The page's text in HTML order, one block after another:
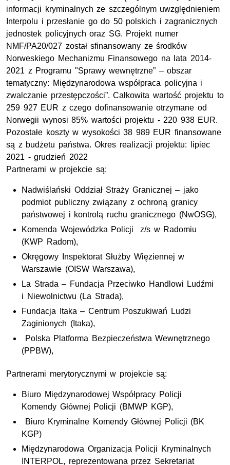
informacji kryminalnych ze szczególnym uwzględnieniem
Interpolu i przesłanie go do 50 polskich i zagranicznych
jednostek policyjnych oraz SG. Projekt numer
NMF/PA20/027 został sfinansowany ze środków
Norweskiego Mechanizmu Finansowego na lata 2014-
2021 z Programu "Sprawy wewnętrzne” – obszar
tematyczny: Międzynarodowa współpraca policyjna i
zwalczanie przestępczości”. Całkowita wartość projektu to
259 927 EUR z czego dofinansowanie otrzymane od
Norwegii wynosi 85% wartości projektu - 220 938 EUR.
Pozostałe koszty w wysokości 38 989 EUR finansowane
są z budżetu państwa. Okres realizacji projektu: lipiec
2021 - grudzień 2022
Partnerami w projekcie są:
Nadwiślański Oddział Straży Granicznej – jako
podmiot publiczny związany z ochroną granicy
państwowej i kontrolą ruchu granicznego (NwOSG),
Komenda Wojewódzka Policji z/s w Radomiu
(KWP Radom),
Okręgowy Inspektorat Służby Więziennej w
Warszawie (OISW Warszawa),
La Strada – Fundacja Przeciwko Handlowi Ludźmi
i Niewolnictwu (La Strada),
Fundacja Itaka – Centrum Poszukiwań Ludzi
Zaginionych (Itaka),
Polska Platforma Bezpieczeństwa Wewnętrznego
(PPBW),
Partnerami merytorycznymi w projekcie są:
Biuro Międzynarodowej Współpracy Policji
Komendy Głównej Policji (BMWP KGP),
Biuro Kryminalne Komendy Głównej Policji (BK
KGP)
Międzynarodowa Organizacja Policji Kryminalnych
INTERPOL, reprezentowana przez Sekretariat